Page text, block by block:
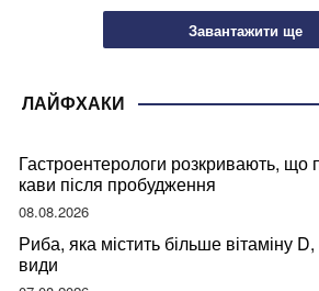
Завантажити ще
ЛАЙФХАКИ
Гастроентерологи розкривають, що
кави після пробудження
08.08.2026
Риба, яка містить більше вітаміну
види